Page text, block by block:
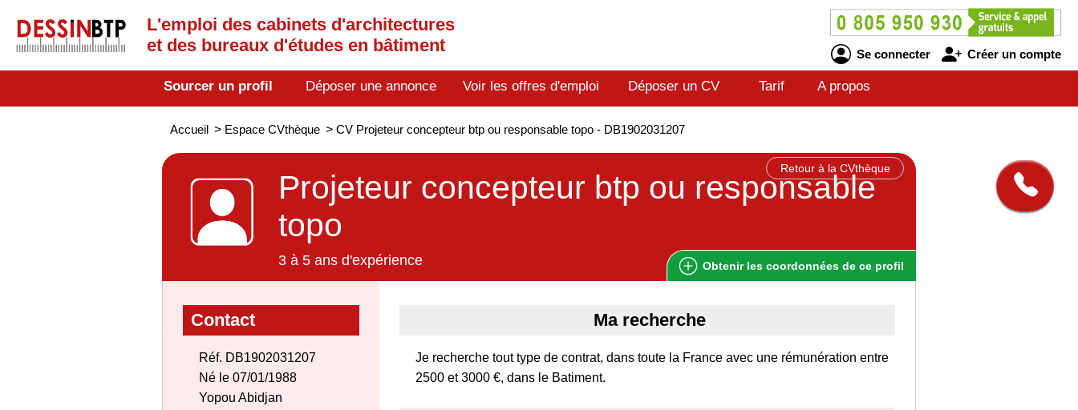
L'emploi des cabinets d'architectures
et des bureaux d'études en bâtiment
Se connecter Créer un compte
Sourcer un profil Déposer une annonce Voir les offres d'emploi Déposer un CV Tarif A propos
Accueil > Espace CVthèque > CV Projeteur concepteur btp ou responsable topo - DB1902031207
Retour à la CVthèque
Projeteur concepteur btp ou responsable
topo
3 à 5 ans d'expérience Obtenir les coordonnées de ce profil
Contact
Réf. DB1902031207
Né le 07/01/1988
Yopou Abidjan
Ma recherche
Je recherche tout type de contrat, dans toute la France avec une rémunération entre
2500 et 3000 €, dans le Batiment.